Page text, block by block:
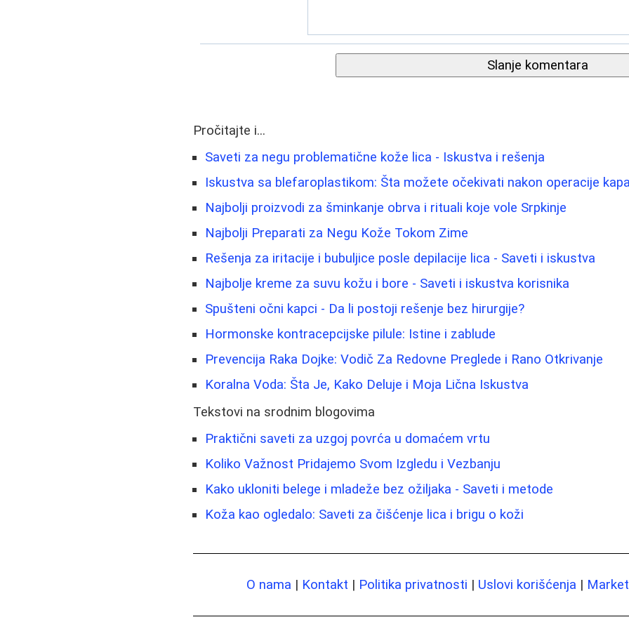
Slanje komentara
Pročitajte i...
Saveti za negu problematične kože lica - Iskustva i rešenja
Iskustva sa blefaroplastikom: Šta možete očekivati nakon operacije
Najbolji proizvodi za šminkanje obrva i rituali koje vole Srpkinje
Najbolji Preparati za Negu Kože Tokom Zime
Rešenja za iritacije i bubuljice posle depilacije lica - Saveti i iskustva
Najbolje kreme za suvu kožu i bore - Saveti i iskustva korisnika
Spušteni očni kapci - Da li postoji rešenje bez hirurgije?
Hormonske kontracepcijske pilule: Istine i zablude
Prevencija Raka Dojke: Vodič Za Redovne Preglede i Rano Otkrivanje
Koralna Voda: Šta Je, Kako Deluje i Moja Lična Iskustva
Tekstovi na srodnim blogovima
Praktični saveti za uzgoj povrća u domaćem vrtu
Koliko Važnost Pridajemo Svom Izgledu i Vezbanju
Kako ukloniti belege i mladeže bez ožiljaka - Saveti i metode
Koža kao ogledalo: Saveti za čišćenje lica i brigu o koži
O nama | Kontakt | Politika privatnosti | Uslovi korišćenja |